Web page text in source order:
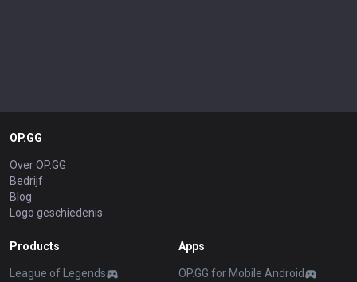
OP.GG
Over OP.GG
Bedrijf
Blog
Logo geschiedenis
Products
League of Legends
Apps
OP.GG for Mobile Android